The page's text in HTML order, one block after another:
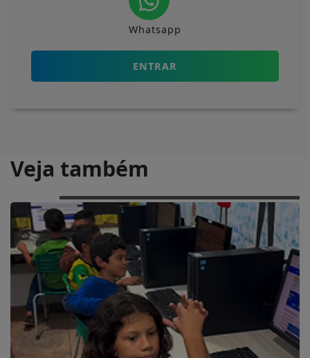
Whatsapp
ENTRAR
Veja também